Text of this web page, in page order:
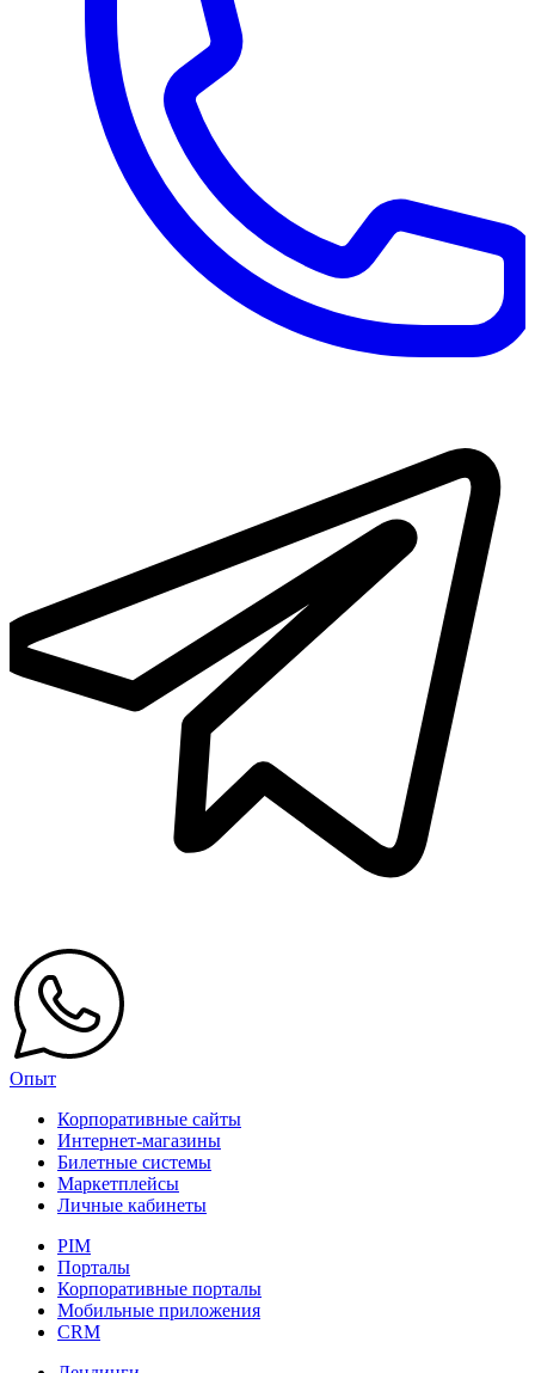
Опыт
Корпоративные сайты
Интернет-магазины
Билетные системы
Маркетплейсы
Личные кабинеты
PIM
Порталы
Корпоративные порталы
Мобильные приложения
CRM